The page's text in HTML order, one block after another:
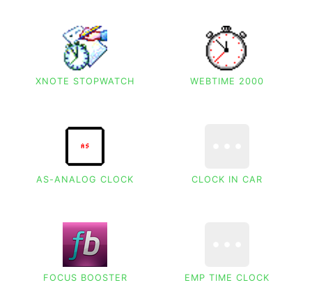
XNOTE STOPWATCH WEBTIME 2000
AS-ANALOG CLOCK CLOCK IN CAR
FOCUS BOOSTER EMP TIME CLOCK